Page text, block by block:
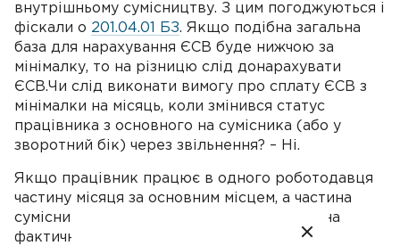
внутрішньому сумісництву. З цим погоджуються і
фіскали о 201.04.01 БЗ. Якщо подібна загальна
база для нарахування ЄСВ буде нижчою за
мінімалку, то на різницю слід донарахувати
ЄСВ.Чи слід виконати вимогу про сплату ЄСВ з
мінімалки на місяць, коли змінився статус
працівника з основного на сумісника (або у
зворотний бік) через звільнення? – Ні.
Якщо працівник працює в одного роботодавця
частину місяця за основним місцем, а частина
сумісником, то ЄСВ потрібно нарахувати на
фактичну базу нарахування ЄСВ. Однак за